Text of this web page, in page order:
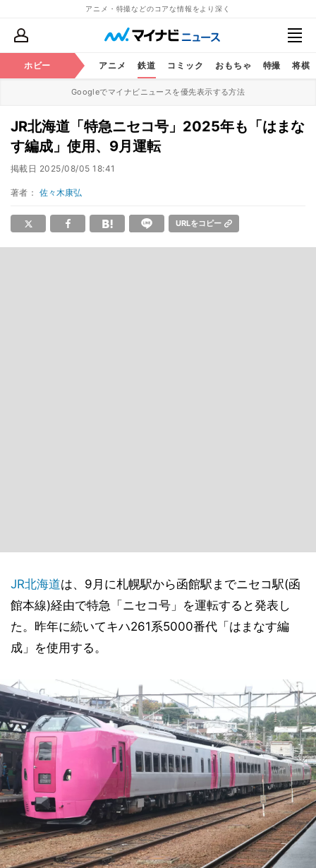
アニメ・特撮などのコアな情報をより深く
ホビー アニメ 鉄道 コミック おもちゃ 特撮 将棋
Googleでマイナビニュースを優先表示する方法
JR北海道「特急ニセコ号」2025年も「はまな
す編成」使用、9月運転
掲載日 2025/08/05 18:41
著者： 佐々木康弘
URLをコピー
JR北海道は、9月に札幌駅から函館駅までニセコ駅(函
館本線)経由で特急「ニセコ号」を運転すると発表し
た。昨年に続いてキハ261系5000番代「はまなす編
成」を使用する。